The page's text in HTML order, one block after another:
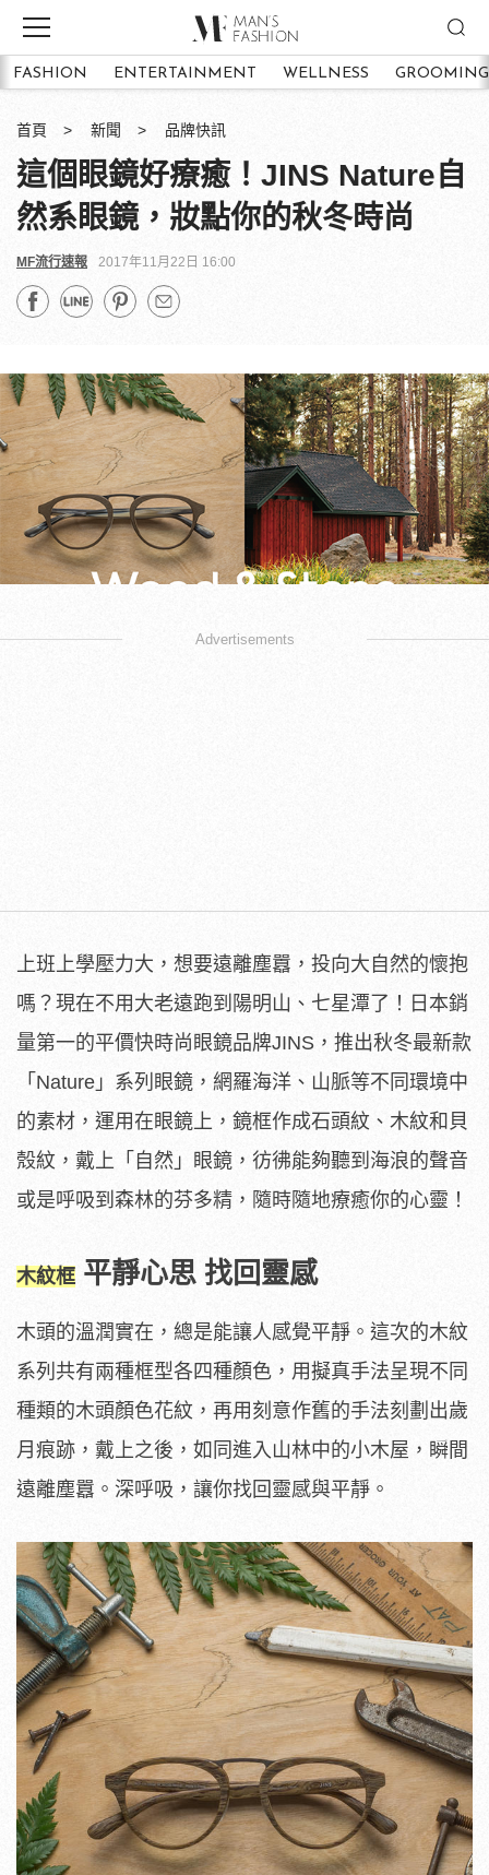
FASHION ENTERTAINMENT WELLNESS GROOMING
首頁 新聞 品牌快訊
這個眼鏡好療癒！JINS Nature自
然系眼鏡，妝點你的秋冬時尚
MF流行速報 2017年11月22日 16:00
Advertisements
上班上學壓力大，想要遠離塵囂，投向大自然的懷抱
嗎？現在不用大老遠跑到陽明山、七星潭了！日本銷
量第一的平價快時尚眼鏡品牌JINS，推出秋冬最新款
「Nature」系列眼鏡，網羅海洋、山脈等不同環境中
的素材，運用在眼鏡上，鏡框作成石頭紋、木紋和貝
殼紋，戴上「自然」眼鏡，彷彿能夠聽到海浪的聲音
或是呼吸到森林的芬多精，隨時隨地療癒你的心靈！
木紋框 平靜心思 找回靈感
木頭的溫潤實在，總是能讓人感覺平靜。這次的木紋
系列共有兩種框型各四種顏色，用擬真手法呈現不同
種類的木頭顏色花紋，再用刻意作舊的手法刻劃出歲
月痕跡，戴上之後，如同進入山林中的小木屋，瞬間
遠離塵囂。深呼吸，讓你找回靈感與平靜。